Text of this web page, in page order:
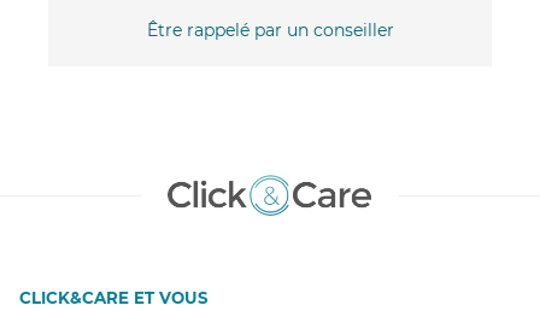
Être rappelé par un conseiller
CLICK&CARE ET VOUS